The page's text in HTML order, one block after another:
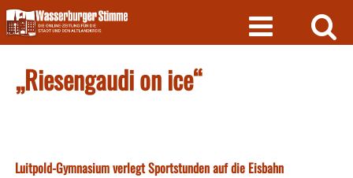
Skip
to
content
„Riesengaudi on ice“
Luitpold-Gymnasium verlegt Sportstunden auf die Eisbahn